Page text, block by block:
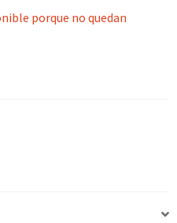
porque no quedan